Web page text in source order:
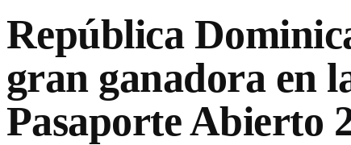
República
gran ganadora en
Pasaporte Abierto